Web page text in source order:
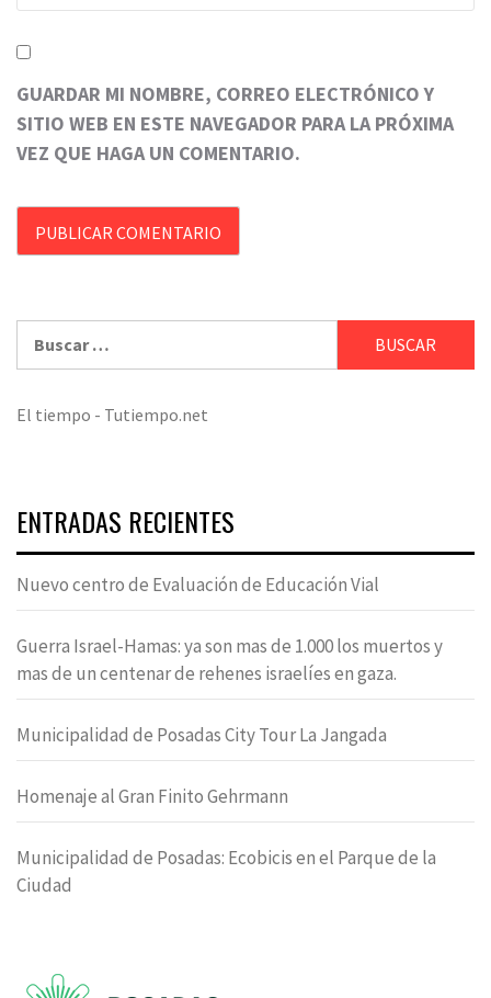
GUARDAR MI NOMBRE, CORREO ELECTRÓNICO Y
SITIO WEB EN ESTE NAVEGADOR PARA LA PRÓXIMA
VEZ QUE HAGA UN COMENTARIO.
El tiempo - Tutiempo.net
ENTRADAS RECIENTES
Nuevo centro de Evaluación de Educación Vial
Guerra Israel-Hamas: ya son mas de 1.000 los muertos y
mas de un centenar de rehenes israelíes en gaza.
Municipalidad de Posadas City Tour La Jangada
Homenaje al Gran Finito Gehrmann
Municipalidad de Posadas: Ecobicis en el Parque de la
Ciudad